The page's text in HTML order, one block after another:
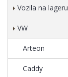
Vozila na lageru
VW
Arteon
Caddy